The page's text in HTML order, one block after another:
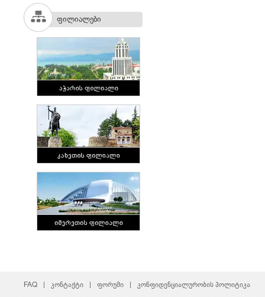
ფილიალები
FAQ კონტაქტი ფორუმი კონფიდენციალურობის პოლიტიკა